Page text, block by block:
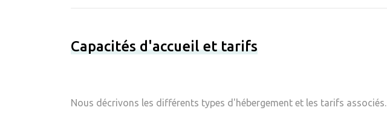
Capacités d'accueil et tarifs
Nous décrivons les différents types d'hébergement et les tarifs associés.